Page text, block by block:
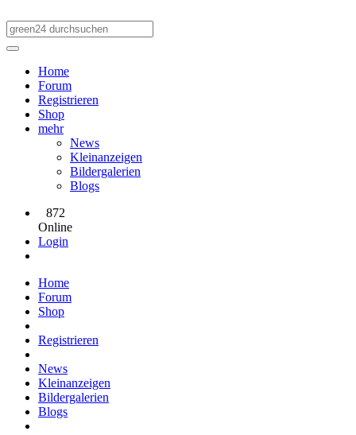
Home
Forum
Registrieren
Shop
mehr
News
Kleinanzeigen
Bildergalerien
Blogs
872
Online
Login
Home
Forum
Shop
Registrieren
News
Kleinanzeigen
Bildergalerien
Blogs